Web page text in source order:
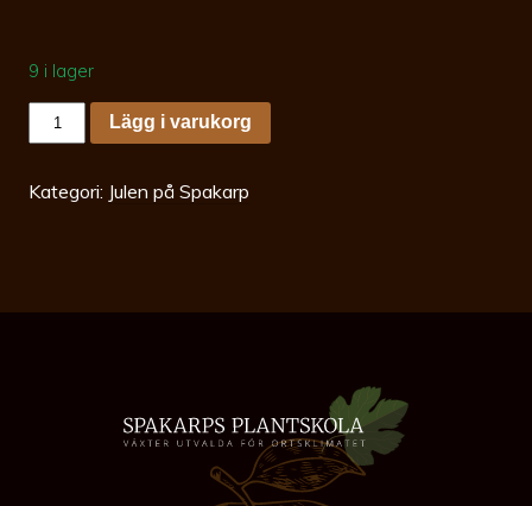
9 i lager
Paper
Rosette
Elderflower
cm
valnut
Lägg i varukorg
Kategori: Julen på Spakarp